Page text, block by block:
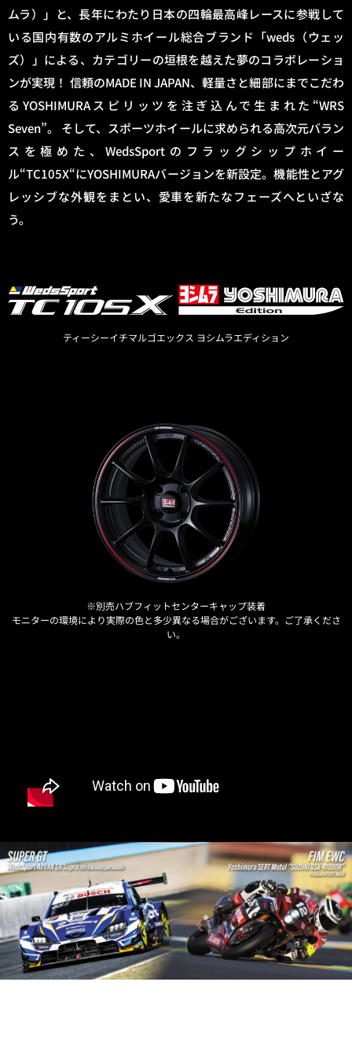
ムラ）」と、長年にわたり日本の四輪最高峰レースに参戦して
いる国内有数のアルミホイール総合ブランド「weds（ウェッ
ズ）」による、カテゴリーの垣根を越えた夢のコラボレーショ
ンが実現！ 信頼のMADE IN JAPAN、軽量さと細部にまでこだわ
るYOSHIMURAスピリッツを注ぎ込んで生まれた“WRS
Seven”。 そして、スポーツホイールに求められる高次元バラン
スを極めた、WedsSportのフラッグシップホイー
ル“TC105X“にYOSHIMURAバージョンを新設定。機能性とアグ
レッシブな外観をまとい、愛車を新たなフェーズへといざな
う。
ティーシーイチマルゴエックス ヨシムラエディション
※別売ハブフィットセンターキャップ装着
モニターの環境により実際の色と多少異なる場合がございます。ご了承くださ
い。